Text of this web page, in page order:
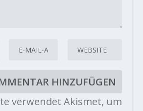
verwendet Akismet, um